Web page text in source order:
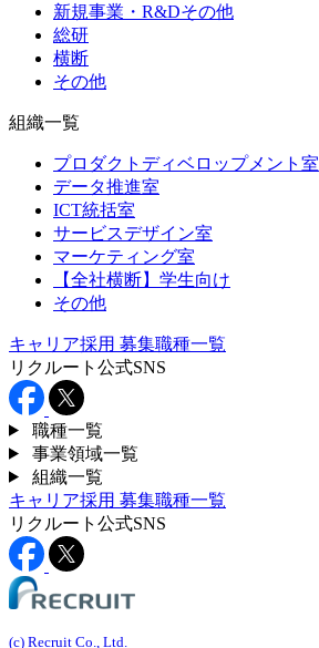
新規事業・R&Dその他
総研
横断
その他
組織一覧
プロダクトディベロップメント室
データ推進室
ICT統括室
サービスデザイン室
マーケティング室
【全社横断】学生向け
その他
キャリア採用 募集職種一覧
リクルート公式SNS
職種一覧
事業領域一覧
組織一覧
キャリア採用 募集職種一覧
リクルート公式SNS
(c) Recruit Co., Ltd.